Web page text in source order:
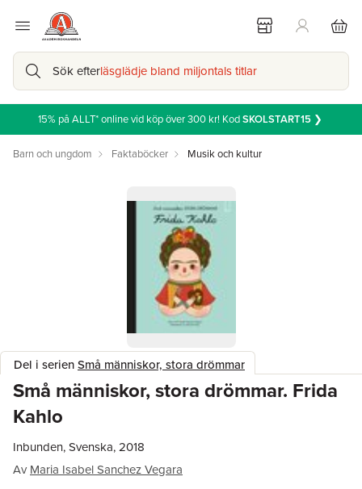
Sök efterläsglädje bland miljontals titlar
15% på ALLT* online vid köp över 300 kr! KodSKOLSTART15❯
Barn och ungdom Faktaböcker Musik och kultur
Del i serienSmå människor, stora drömmar
Små människor, stora drömmar. Frida
Kahlo
Inbunden, Svenska, 2018
Av Maria Isabel Sanchez Vegara